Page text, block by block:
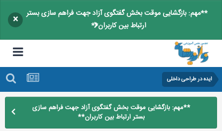
**مهم: بازگشایی موقت بخش گفتگوی آزاد جهت فراهم سازی بستر
ارتباط بین کاربران**
×
ایده در طراحی داخلی
**مهم: بازگشایی موقت بخش گفتگوی آزاد جهت فراهم سازی
بستر ارتباط بین کاربران**